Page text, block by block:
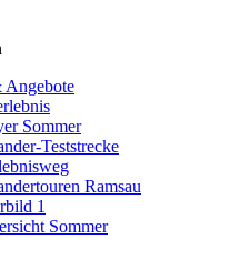
Angebote
Sommer
Teststrecke
Ramsau
Sommer